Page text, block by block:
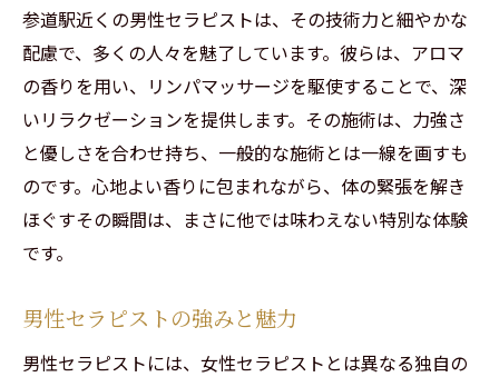
参道駅近くの男性セラピストは、その技術力と細やかな
配慮で、多くの人々を魅了しています。彼らは、アロマ
の香りを用い、リンパマッサージを駆使することで、深
いリラクゼーションを提供します。その施術は、力強さ
と優しさを合わせ持ち、一般的な施術とは一線を画すも
のです。心地よい香りに包まれながら、体の緊張を解き
ほぐすその瞬間は、まさに他では味わえない特別な体験
です。
男性セラピストの強みと魅力
男性セラピストには、女性セラピストとは異なる独自の